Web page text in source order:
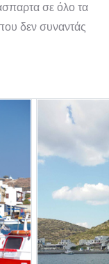
σε όλο τα
δεν συναντάς